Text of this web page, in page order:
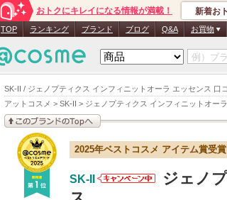
SK-II / ジェノプティクス インフィニットオーラ エッセンス 口
アットコスメ > SK-II > ジェノプティクス インフィニットオー
おトクにキレイになる情報が満載！ 新着お
TOP ランキング ブランド ブログ Q&A お買物
このブランドの情報を
見る
2025年ベストコスメ アイテム賞受賞
SK-II
ジェノ